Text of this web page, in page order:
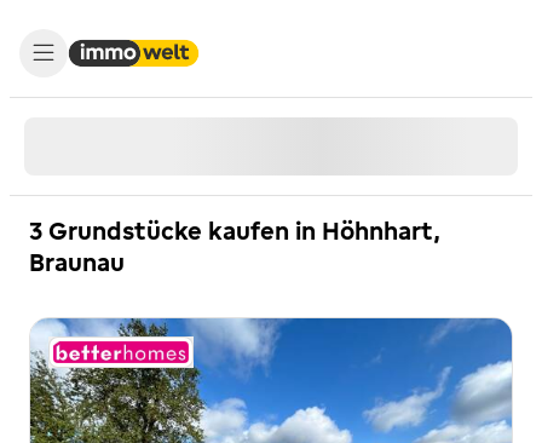
3 Grundstücke kaufen in Höhnhart,
Braunau